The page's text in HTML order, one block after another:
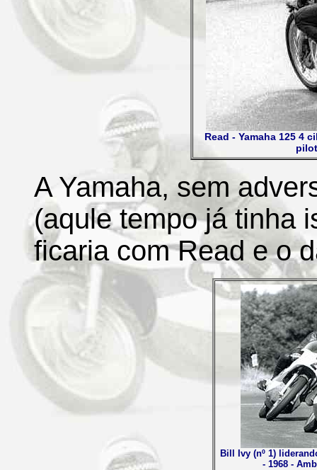
Read - Yamaha 125 4
A Yamaha, sem
(aqule tempo já tinha
ficaria com Read e o
Bill Ivy (nº 1)
- 1968 -